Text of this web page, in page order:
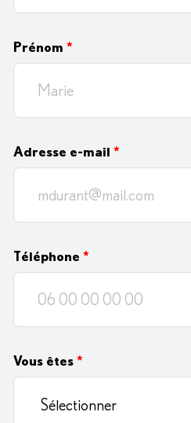
Prénom *
Adresse e-mail *
Téléphone *
Vous êtes *